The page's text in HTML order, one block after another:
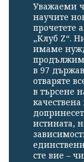
Уважаеми
научите
прочетете
„Клуб Z“.
имаме
в 97
отваряте
в търсене
истината,
сте вие –